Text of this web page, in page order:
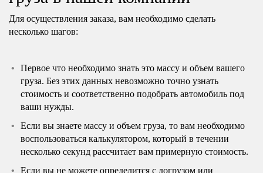
Для осуществления заказа, вам необходимо сделать
несколько шагов:
Первое что необходимо знать это массу и объем вашего
груза. Без этих данных невозможно точно узнать
стоимость и соответственно подобрать автомобиль под
ваши нужды.
Если вы знаете массу и объем груза, то вам необходимо
воспользоваться калькулятором, который в течении
несколько секунд рассчитает вам примерную стоимость.
Если вы не можете определится с догрузом или